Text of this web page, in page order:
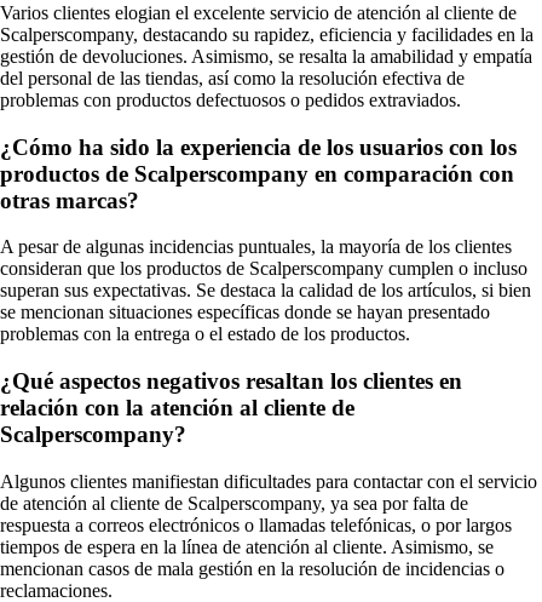
Varios clientes elogian el excelente servicio de atención al cliente de
Scalperscompany, destacando su rapidez, eficiencia y facilidades en la
gestión de devoluciones. Asimismo, se resalta la amabilidad y empatía
del personal de las tiendas, así como la resolución efectiva de
problemas con productos defectuosos o pedidos extraviados.
¿Cómo ha sido la experiencia de los usuarios con los
productos de Scalperscompany en comparación con
otras marcas?
A pesar de algunas incidencias puntuales, la mayoría de los clientes
consideran que los productos de Scalperscompany cumplen o incluso
superan sus expectativas. Se destaca la calidad de los artículos, si bien
se mencionan situaciones específicas donde se hayan presentado
problemas con la entrega o el estado de los productos.
¿Qué aspectos negativos resaltan los clientes en
relación con la atención al cliente de
Scalperscompany?
Algunos clientes manifiestan dificultades para contactar con el servicio
de atención al cliente de Scalperscompany, ya sea por falta de
respuesta a correos electrónicos o llamadas telefónicas, o por largos
tiempos de espera en la línea de atención al cliente. Asimismo, se
mencionan casos de mala gestión en la resolución de incidencias o
reclamaciones.